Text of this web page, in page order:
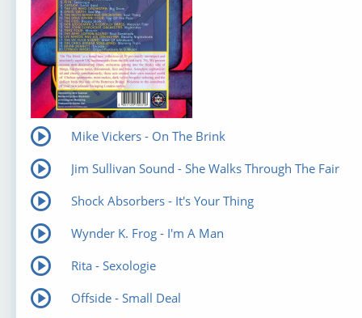
Mike Vickers - On The Brink
Jim Sullivan Sound - She Walks Through The Fair
Shock Absorbers - It's Your Thing
Wynder K. Frog - I'm A Man
Rita - Sexologie
Offside - Small Deal